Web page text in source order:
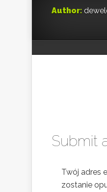
Author:
Submit
Twój adres
zostanie